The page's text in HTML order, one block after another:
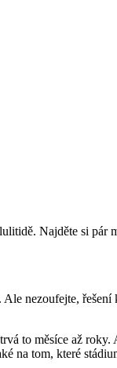
Najděte si pár
nezoufejte,
to měsíce až
na tom, které